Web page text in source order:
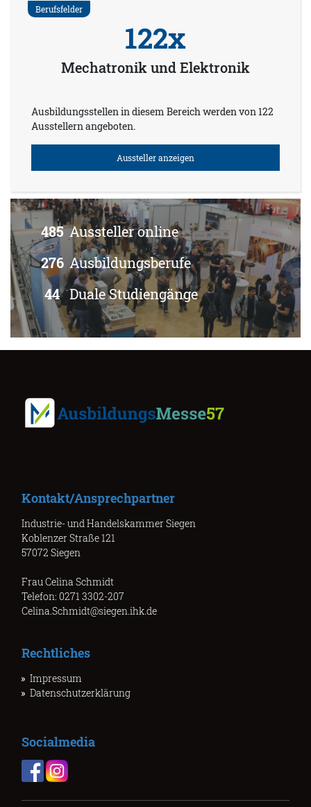
Berufsfelder
122x
Mechatronik und Elektronik
Ausbildungsstellen in diesem Bereich werden von 122
Ausstellern angeboten.
Aussteller anzeigen
485Aussteller online
276 Ausbildungsberufe
44 Duale Studiengänge
Kontakt/Ansprechpartner
Industrie- und Handelskammer Siegen
Koblenzer Straße 121
57072 Siegen
Frau Celina Schmidt
Telefon: 0271 3302-207
Celina.Schmidt@siegen.ihk.de
Rechtliches
Impressum
Datenschutzerklärung
Socialmedia